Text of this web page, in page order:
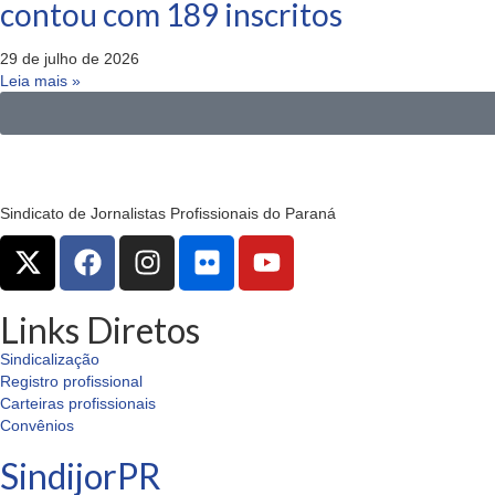
contou com 189 inscritos
29 de julho de 2026
Leia mais »
Sindicato de Jornalistas Profissionais do Paraná
Links Diretos
Sindicalização
Registro profissional
Carteiras profissionais
Convênios
SindijorPR